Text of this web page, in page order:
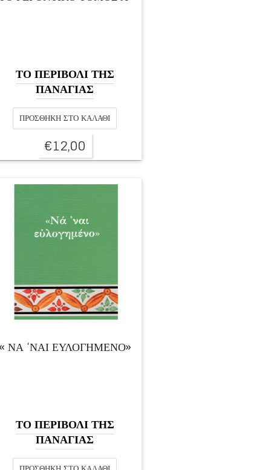
ΤΟ ΠΕΡΙΒΟΛΙ ΤΗΣ
ΠΑΝΑΓΙΑΣ
ΠΡΟΣΘΉΚΗ ΣΤΟ ΚΑΛΆΘΙ
€12,00
ΝΑ ‘ΝΑΙ ΕΥΛΟΓΗΜΕΝΟ»
ΤΟ ΠΕΡΙΒΟΛΙ ΤΗΣ
ΠΑΝΑΓΙΑΣ